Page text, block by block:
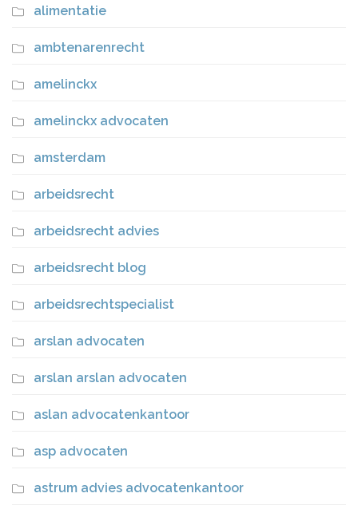
alimentatie
ambtenarenrecht
amelinckx
amelinckx advocaten
amsterdam
arbeidsrecht
arbeidsrecht advies
arbeidsrecht blog
arbeidsrechtspecialist
arslan advocaten
arslan arslan advocaten
aslan advocatenkantoor
asp advocaten
astrum advies advocatenkantoor